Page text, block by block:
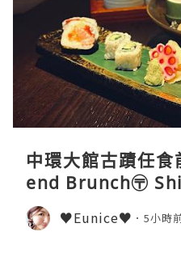
中環大館古蹟任
end Brunch〶
♥Eunice♥ 5小時